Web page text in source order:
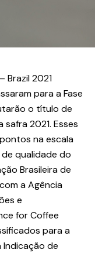
Brazil 2021
para a Fase
o título de
2021. Esses
na escala
qualidade do
Brasileira de
a Agência
e
for Coffee
para a
Indicação de